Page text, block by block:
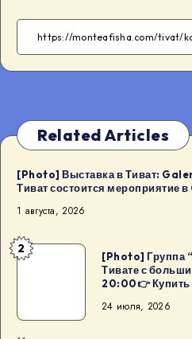
FacebookTwitter
Related Articles
[Photo] Выставка в Тиват:
Тиват состоится мероприятие
1 августа, 2026
[Photo]
Случай”
2
[Photo] Группа
Тивате с
20:00👉 Купить
24 июля, 2026